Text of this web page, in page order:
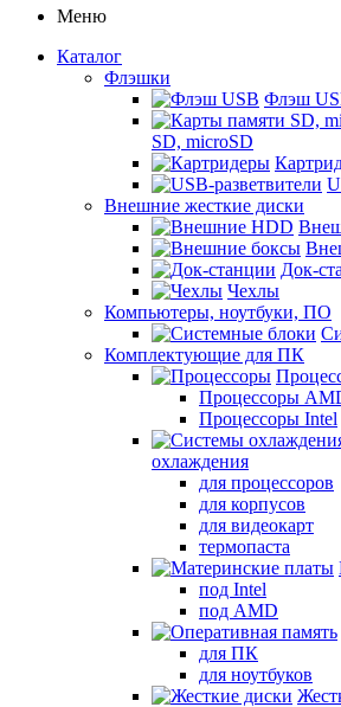
Меню
Каталог
Флэшки
Флэш
SD, microSD
Внешние жесткие диски
Док-
Чехлы
Компьютеры, ноутбуки, ПО
Комплектующие для ПК
Процессоры
Процессоры Intel
охлаждения
для процессоров
для корпусов
для видеокарт
термопаста
под Intel
под AMD
для ПК
для ноутбуков